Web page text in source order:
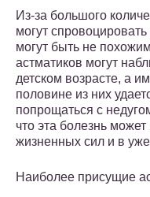
Из-за большого
могут
могут быть не
астматиков могут
детском возрасте, а
половине из них
попрощаться с
что эта болезнь может
жизненных сил и в
Наиболее присущие